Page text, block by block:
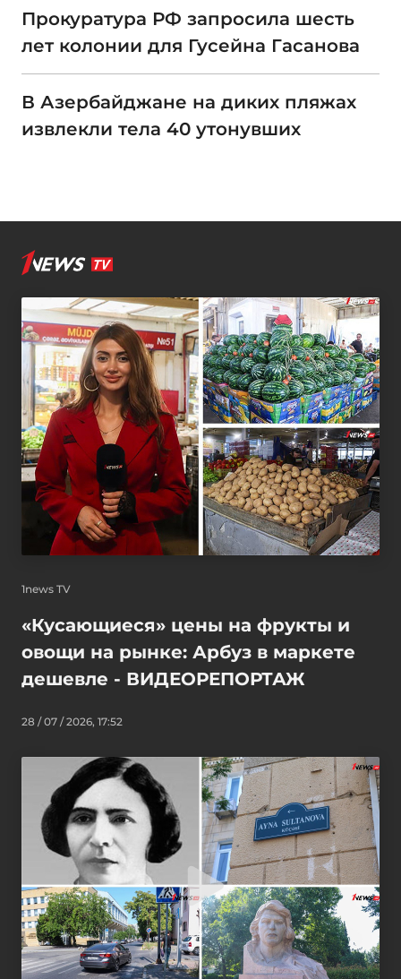
Прокуратура РФ запросила шесть
лет колонии для Гусейна Гасанова
В Азербайджане на диких пляжах
извлекли тела 40 утонувших
1news TV
«Кусающиеся» цены на фрукты и
овощи на рынке: Арбуз в маркете
дешевле - ВИДЕОРЕПОРТАЖ
28 / 07 / 2026, 17:52